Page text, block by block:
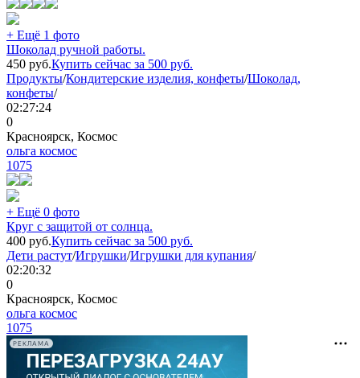
+ Ещё 1 фото
Шоколад ручной работы.
450 руб.Купить сейчас за 500 руб.
Продукты/Кондитерские изделия, конфеты/Шоколад,
конфеты/
02:27:24
0
Красноярск, Космос
ольга космос
1075
+ Ещё 0 фото
Круг с защитой от солнца.
400 руб.Купить сейчас за 500 руб.
Дети растут/Игрушки/Игрушки для купания/
02:20:32
0
Красноярск, Космос
ольга космос
1075
РЕКЛАМА